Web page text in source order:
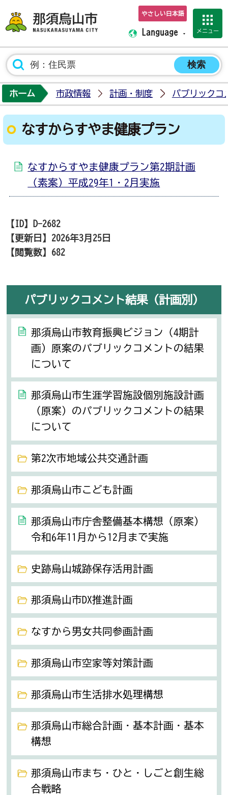
那須烏山市ホーム
やさしい日本語
Language メニュー
ホーム 市政情報 計画・制度 パブリックコ
なすからすやま健康プラン
なすからすやま健康プラン第2期計画
（素案）平成29年1・2月実施
【ID】
D-2682
【更新日】 2026年3月25日
【閲覧数】 682
パブリックコメント結果（計画別）
那須烏山市教育振興ビジョン（4期計
画）原案のパブリックコメントの結果
について
那須烏山市生涯学習施設個別施設計画
（原案）のパブリックコメントの結果
について
第2次市地域公共交通計画
那須烏山市こども計画
那須烏山市庁舎整備基本構想（原案）
令和6年11月から12月まで実施
史跡烏山城跡保存活用計画
那須烏山市DX推進計画
なすから男女共同参画計画
那須烏山市空家等対策計画
那須烏山市生活排水処理構想
那須烏山市総合計画・基本計画・基本
構想
那須烏山市まち・ひと・しごと創生総
合戦略